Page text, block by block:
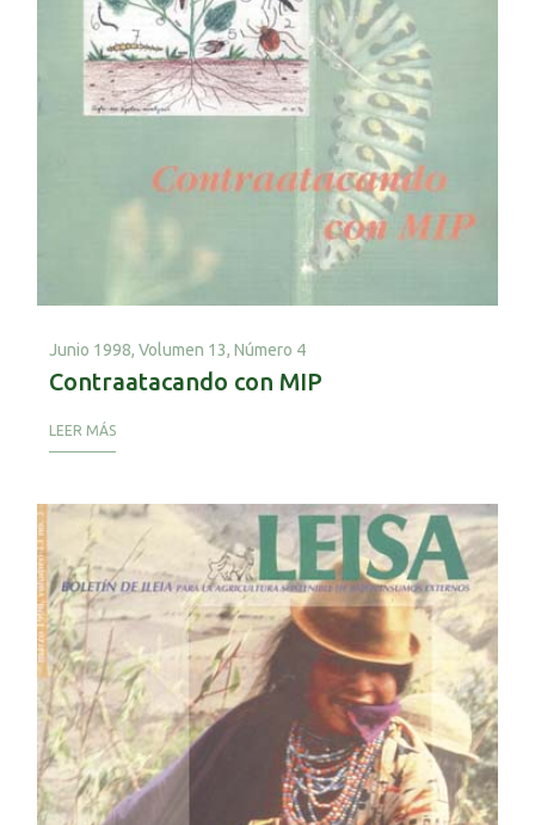
Junio 1998, Volumen 13, Número 4
Contraatacando con MIP
LEER MÁS